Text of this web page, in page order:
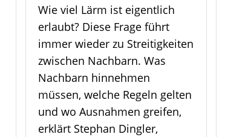
Wie viel Lärm ist eigentlich
erlaubt? Diese Frage führt
immer wieder zu Streitigkeiten
zwischen Nachbarn. Was
Nachbarn hinnehmen
müssen, welche Regeln gelten
und wo Ausnahmen greifen,
erklärt Stephan Dingler,